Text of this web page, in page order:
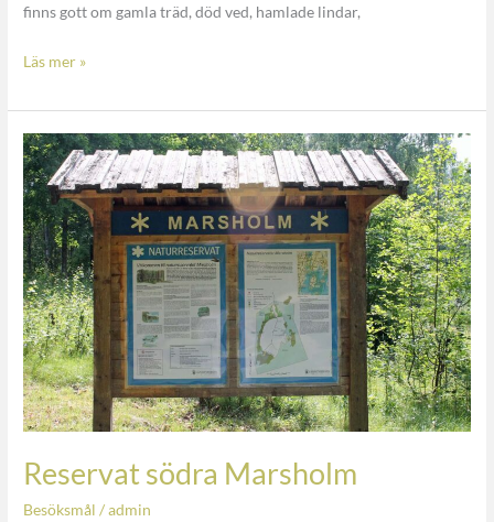
finns gott om gamla träd, död ved, hamlade lindar,
Läs mer »
Reservat södra Marsholm
Besöksmål /admin
Reservat
södra
Marsholm